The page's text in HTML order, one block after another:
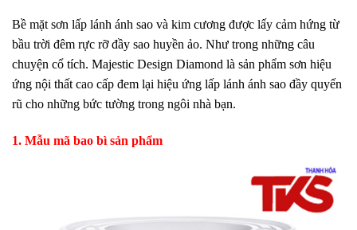
Bề mặt sơn lấp lánh ánh sao và kim cương được lấy cảm hứng từ
bầu trời đêm rực rỡ đầy sao huyền ảo. Như trong những câu
chuyện cổ tích. Majestic Design Diamond là sản phẩm sơn hiệu
ứng nội thất cao cấp đem lại hiệu ứng lấp lánh ánh sao đầy quyến
rũ cho những bức tường trong ngôi nhà bạn.
1. Mẫu mã bao bì sản phẩm